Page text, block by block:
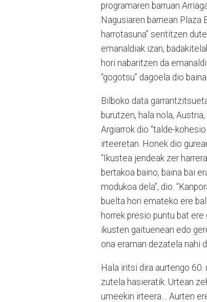
programaren barruan
Nagusiaren barnean Plaza
harrotasuna” sentitzen
emanaldiak izan,
hori nabaritzen da
“gogotsu” dagoela dio
Bilboko data
burutzen, hala nola,
Argiarrok dio “talde-
irteeretan. Honek dio
“Ikustea jendeak zer
bertakoa baino, baina bai
modukoa dela”, dio.
buelta hori emateko ere
horrek presio puntu bat
ikusten gaituenean edo
ona eraman dezatela nahi
Hala iritsi dira aurtengo 60.
zutela hasieratik. Urtean
umeekin irteera… Aurten